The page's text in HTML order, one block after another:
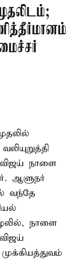
நாளை
ஆளுநர்
வந்தே
நாளை